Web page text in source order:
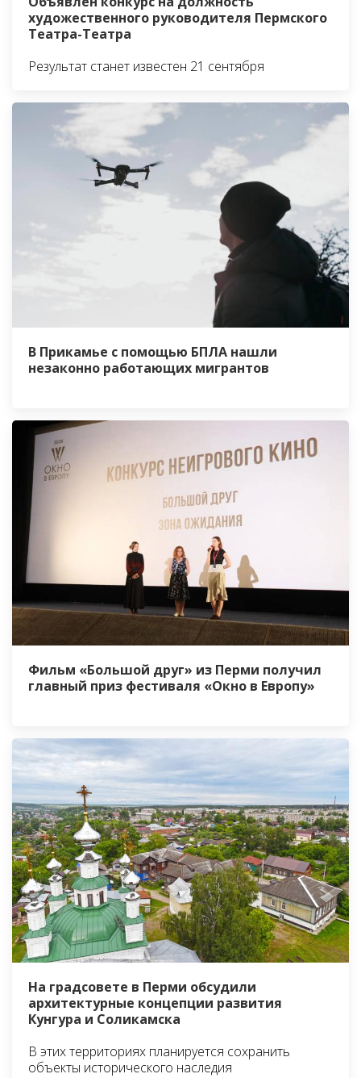
художественного руководителя Пермского
Театра-Театра
Результат станет известен 21 сентября
В Прикамье с помощью БПЛА нашли
незаконно работающих мигрантов
Фильм «Большой друг» из Перми получил
главный приз фестиваля «Окно в Европу»
На градсовете в Перми обсудили
архитектурные концепции развития
Кунгура и Соликамска
В этих территориях планируется сохранить
объекты исторического наследия